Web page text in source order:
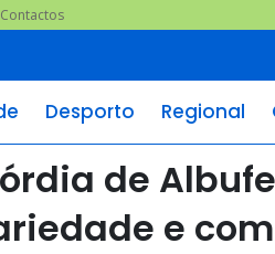
Contactos
Desporto Regional
de
e